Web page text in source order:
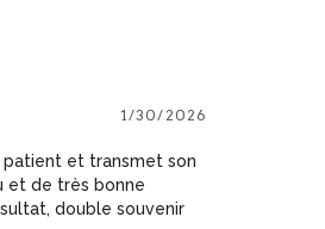
1/30/2026
patient et transmet son
et de très bonne
double souvenir